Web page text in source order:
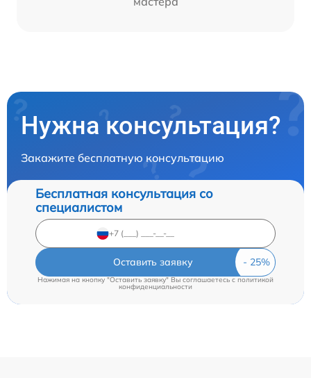
Нужна консультация?
Закажите бесплатную консультацию
Бесплатная консультация со
специалистом
Оставить заявку
Нажимая на кнопку "Оставить заявку" Вы соглашаетесь cполитикой
конфиденциальности